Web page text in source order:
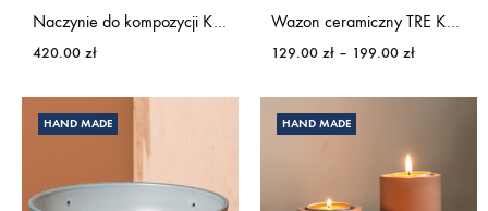
420.00 zł 129.00 zł – 199.00 złZakres
od
199.00 zł
HAND MADE HAND MADE